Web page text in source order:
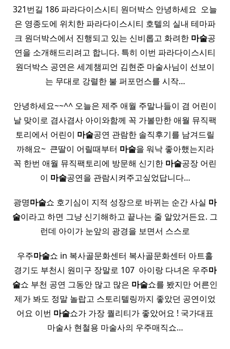
321번길 186 파라다이스시티 원더박스 안녕하세요 ​ 오늘
은 영종도에 위치한 파라다이스시티 호텔의 실내 테마파
크 원더박스에서 진행되고 있는 신비롭고 화려한 마술공
연을 소개해드리려고 합니다. 특히 이번 파라다이스시티
원더박스 공연은 세계챔피언 김현준 마술사님이 선보이
는 무대로 강렬한 불 퍼포먼스를 시작…
안녕하세요~~^^ 오늘은 제주 애월 주말나들이 겸 어린이
날 맞이로 겸사겸사 아이와함께 꼭 가볼만한​ 애월 뮤직팩
토리에서 어린이 마술공연 관람한 솔직후기를 남겨드릴
까해요~​ ​ 큰딸이 어릴때부터​ 마술을 워낙 좋아했는지라​
꼭 한번 애월 뮤직팩토리에 방문해 신기한 마술공장 어린
이 마술공연을 관람시켜주고싶었답니다…
광명마술쇼 호기심이 지적 성장으로 바뀌는 순간 사실 마
술이라고 하면 그냥 신기해하고 끝나는 줄 알았거든요. 그
런데 아이가 눈앞의 광경을 보면서 스스로
우주마술쇼 in 복사골문화센터 복사골문화센터 아트홀
경기도 부천시 원미구 장말로 107 ​ 아이랑 다녀온 우주마
술쇼 부천 공연 그동안 많고 많은 마술쇼를 봤지만 어른인
제가 봐도 정말 놀랍고 스토리텔링까지 좋았던 공연이었
어요 이번 마술쇼가 가장 퀄리티가 좋았어요 ! 국가대표
마술사 현철용 마술사의 우주매직쇼…